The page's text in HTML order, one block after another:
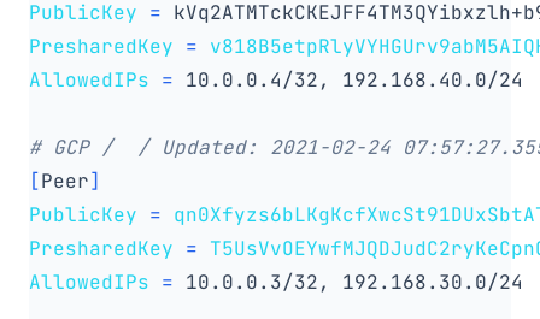
PublicKey =
PresharedKey =
AllowedIPs =
# GCP /  / Updated: 2021-02-24
[Peer]
PublicKey =
PresharedKey =
AllowedIPs =